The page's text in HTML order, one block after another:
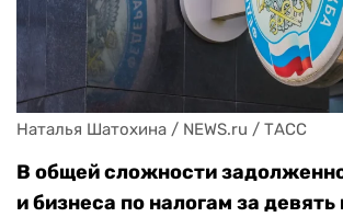
Наталья Шатохина / NEWS.ru / ТАСС
В общей сложности
и бизнеса по налогам за